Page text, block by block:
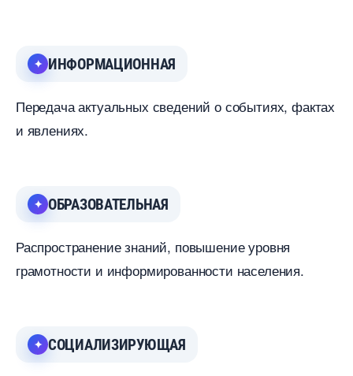
ИНФОРМАЦИОННАЯ
Передача актуальных сведений о событиях, фактах
и явлениях.
ОБРАЗОВАТЕЛЬНАЯ
Распространение знаний, повышение уровня
рамотности и информированности населения.
СОЦИАЛИЗИРУЮЩАЯ